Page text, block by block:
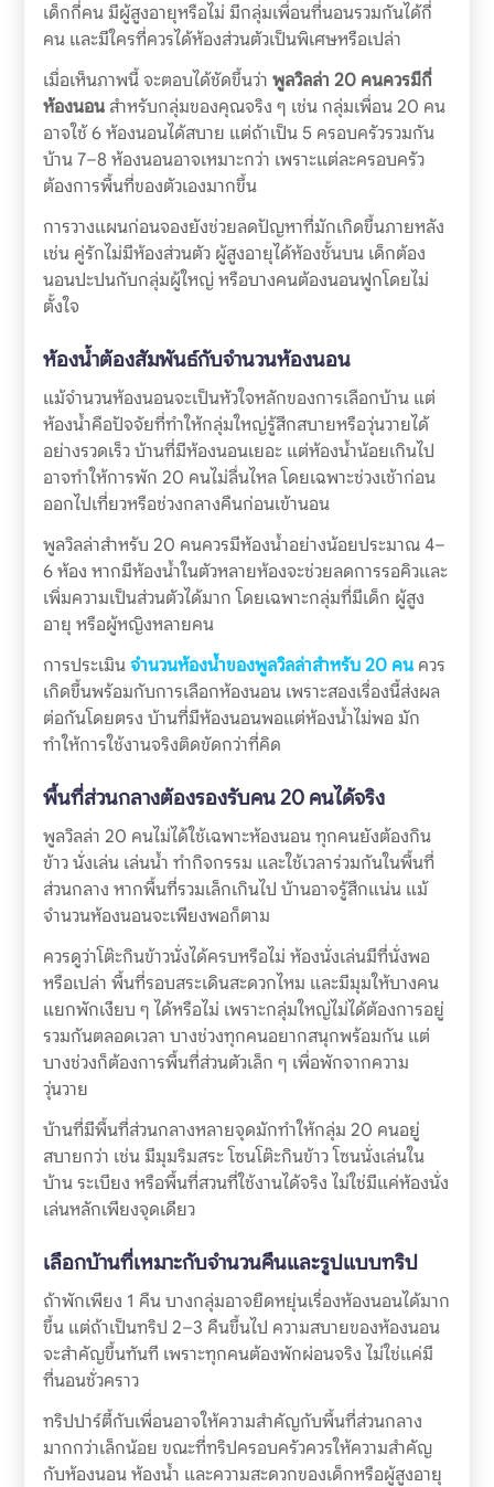
เด็กกี่คน มีผู้สูงอายุหรือไม่ มีกลุ่มเพื่อนที่นอนรวมกันได้กี่
คน และมีใครที่ควรได้ห้องส่วนตัวเป็นพิเศษหรือเปล่า
เมื่อเห็นภาพนี้ จะตอบได้ชัดขึ้นว่า พูลวิลล่า 20 คนควรมีกี่
ห้องนอนสำหรับกลุ่มของคุณจริง ๆ เช่น กลุ่มเพื่อน 20 คน
อาจใช้ 6 ห้องนอนได้สบาย แต่ถ้าเป็น 5 ครอบครัวรวมกัน
บ้าน 7–8 ห้องนอนอาจเหมาะกว่า เพราะแต่ละครอบครัว
ต้องการพื้นที่ของตัวเองมากขึ้น
การวางแผนก่อนจองยังช่วยลดปัญหาที่มักเกิดขึ้นภายหลัง
เช่น คู่รักไม่มีห้องส่วนตัว ผู้สูงอายุได้ห้องชั้นบน เด็กต้อง
นอนปะปนกับกลุ่มผู้ใหญ่ หรือบางคนต้องนอนฟูกโดยไม่
ตั้งใจ
ห้องน้ำต้องสัมพันธ์กับจำนวนห้องนอน
แม้จำนวนห้องนอนจะเป็นหัวใจหลักของการเลือกบ้าน แต่
ห้องน้ำคือปัจจัยที่ทำให้กลุ่มใหญ่รู้สึกสบายหรือวุ่นวายได้
อย่างรวดเร็ว บ้านที่มีห้องนอนเยอะ แต่ห้องน้ำน้อยเกินไป
อาจทำให้การพัก 20 คนไม่ลื่นไหล โดยเฉพาะช่วงเช้าก่อน
ออกไปเที่ยวหรือช่วงกลางคืนก่อนเข้านอน
พูลวิลล่าสำหรับ 20 คนควรมีห้องน้ำอย่างน้อยประมาณ 4–
6 ห้อง หากมีห้องน้ำในตัวหลายห้องจะช่วยลดการรอคิวและ
เพิ่มความเป็นส่วนตัวได้มาก โดยเฉพาะกลุ่มที่มีเด็ก ผู้สูง
อายุ หรือผู้หญิงหลายคน
การประเมินจำนวนห้องน้ำของพูลวิลล่าสำหรับ 20 คนควร
เกิดขึ้นพร้อมกับการเลือกห้องนอน เพราะสองเรื่องนี้ส่งผล
ต่อกันโดยตรง บ้านที่มีห้องนอนพอแต่ห้องน้ำไม่พอ มัก
ทำให้การใช้งานจริงติดขัดกว่าที่คิด
พื้นที่ส่วนกลางต้องรองรับคน 20 คนได้จริง
พูลวิลล่า 20 คนไม่ได้ใช้เฉพาะห้องนอน ทุกคนยังต้องกิน
ข้าว นั่งเล่น เล่นน้ำ ทำกิจกรรม และใช้เวลาร่วมกันในพื้นที่
ส่วนกลาง หากพื้นที่รวมเล็กเกินไป บ้านอาจรู้สึกแน่น แม้
จำนวนห้องนอนจะเพียงพอก็ตาม
ควรดูว่าโต๊ะกินข้าวนั่งได้ครบหรือไม่ ห้องนั่งเล่นมีที่นั่งพอ
หรือเปล่า พื้นที่รอบสระเดินสะดวกไหม และมีมุมให้บางคน
แยกพักเงียบ ๆ ได้หรือไม่ เพราะกลุ่มใหญ่ไม่ได้ต้องการอยู่
รวมกันตลอดเวลา บางช่วงทุกคนอยากสนุกพร้อมกัน แต่
บางช่วงก็ต้องการพื้นที่ส่วนตัวเล็ก ๆ เพื่อพักจากความ
วุ่นวาย
บ้านที่มีพื้นที่ส่วนกลางหลายจุดมักทำให้กลุ่ม 20 คนอยู่
สบายกว่า เช่น มีมุมริมสระ โซนโต๊ะกินข้าว โซนนั่งเล่นใน
บ้าน ระเบียง หรือพื้นที่สวนที่ใช้งานได้จริง ไม่ใช่มีแค่ห้องนั่ง
เล่นหลักเพียงจุดเดียว
เลือกบ้านที่เหมาะกับจำนวนคืนและรูปแบบทริป
ถ้าพักเพียง 1 คืน บางกลุ่มอาจยืดหยุ่นเรื่องห้องนอนได้มาก
ขึ้น แต่ถ้าเป็นทริป 2–3 คืนขึ้นไป ความสบายของห้องนอน
จะสำคัญขึ้นทันที เพราะทุกคนต้องพักผ่อนจริง ไม่ใช่แค่มี
ที่นอนชั่วคราว
ทริปปาร์ตี้กับเพื่อนอาจให้ความสำคัญกับพื้นที่ส่วนกลาง
มากกว่าเล็กน้อย ขณะที่ทริปครอบครัวควรให้ความสำคัญ
กับห้องนอน ห้องน้ำ และความสะดวกของเด็กหรือผู้สูงอายุ